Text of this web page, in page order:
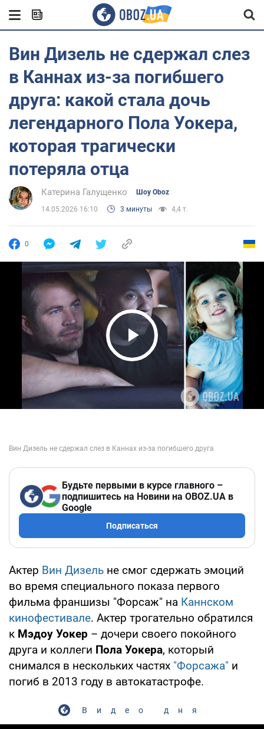
Вин Дизель не сдержал слез
в Каннах из-за погибшего
друга: какой стала дочь
легендарного Пола Уокера,
которая трагически
потеряла отца
Катерина Галущенко Шоу Oboz
14.05.2026 16:10 3 минуты 4,4 т.
0
Play Video
Будьте первыми в курсе главного –
подпишитесь на Новини на OBOZ.UA в
Google
Подписаться
Актер Вин Дизель не смог сдержать эмоций
во время специального показа первого
фильма франшизы "Форсаж" на Каннском
кинофестивале. Актер трогательно обратился
к Мэдоу Уокер – дочери своего покойного
друга и коллеги Пола Уокера, который
снимался в нескольких частях "Форсажа" и
погиб в 2013 году в автокатастрофе.
Видео дня